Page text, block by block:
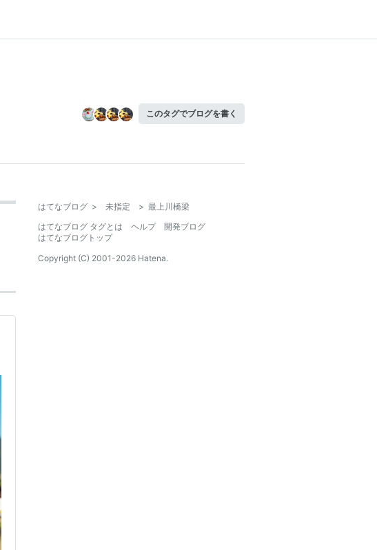
このタグでブログを書く
はてなブログ > 未指定 > 最上川橋梁
はてなブログ タグとは
ヘルプ
開発ブログ
はてなブログトップ
Copyright (C) 2001-2026 Hatena.